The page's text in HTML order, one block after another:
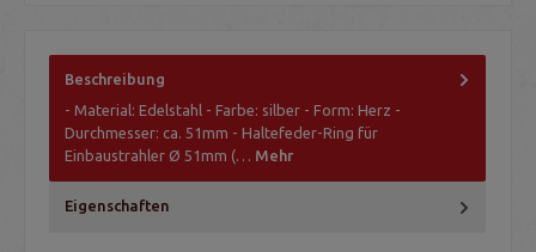
Beschreibung
- Material: Edelstahl - Farbe: silber - Form: Herz -
Durchmesser: ca. 51mm - Haltefeder-Ring für
Einbaustrahler Ø 51mm (… Mehr
Eigenschaften